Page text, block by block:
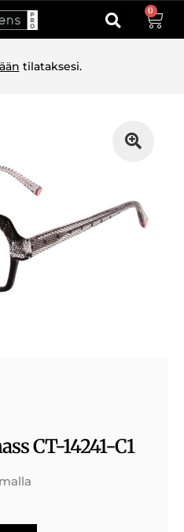
0
tilataksesi.
CT-14241-C1